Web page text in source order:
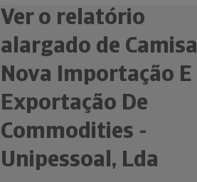
Ver o relatório
alargado de Camisa
Nova Importação E
Exportação De
Commodities -
Unipessoal, Lda